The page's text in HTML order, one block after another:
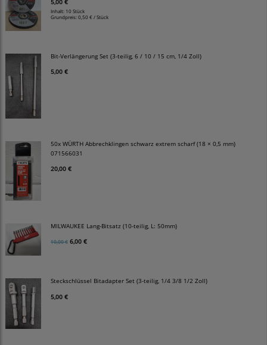
5,00 €
Inhalt: 10 Stück
Grundpreis:0,50 € / Stück
Bit-Verlängerung Set (3-teilig, 6 / 10 / 15 cm, 1/4 Zoll)
5,00 €
50x WÜRTH Abbrechklingen schwarz extrem scharf (18 × 0,5 mm)
071566031
20,00 €
MILWAUKEE Lang-Bitsatz (10-teilig, L: 50mm)
10,00 € 6,00 €
Steckschlüssel Bitadapter Set (3-teilig, 1/4 3/8 1/2 Zoll)
5,00 €